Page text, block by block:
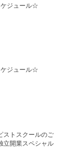
ジュール☆
ジュール☆
ストスクールのご
立開業スペシャル